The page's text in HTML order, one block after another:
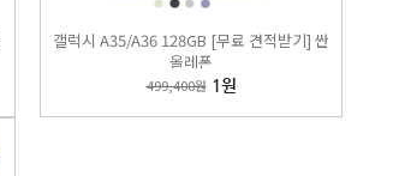
갤럭시 A35/A36 128GB [무료 견적받기] 싼
올레폰
499,400원 1원